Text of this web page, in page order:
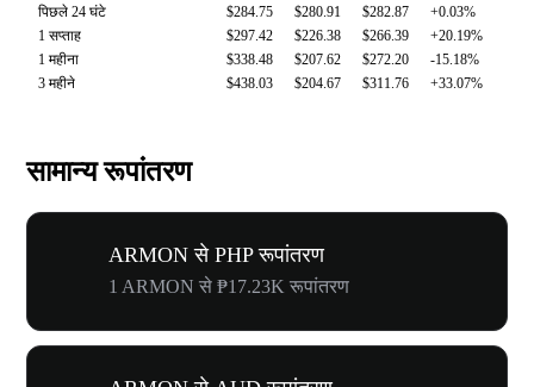
पिछले 24 घंटे
$284.75 $280.91 $282.87
+0.03%
1 सप्ताह
$297.42 $226.38 $266.39
+20.19%
1 महीना
$338.48 $207.62 $272.20
-15.18%
3 महीने
$438.03 $204.67 $311.76 +33.07%
सामान्य रूपांतरण
ARMON से PHP रूपांतरण
1 ARMON से ₱17.23K रूपांतरण